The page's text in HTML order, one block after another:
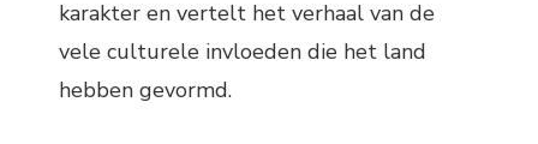
karakter en vertelt het verhaal van de
vele culturele invloeden die het land
hebben gevormd.